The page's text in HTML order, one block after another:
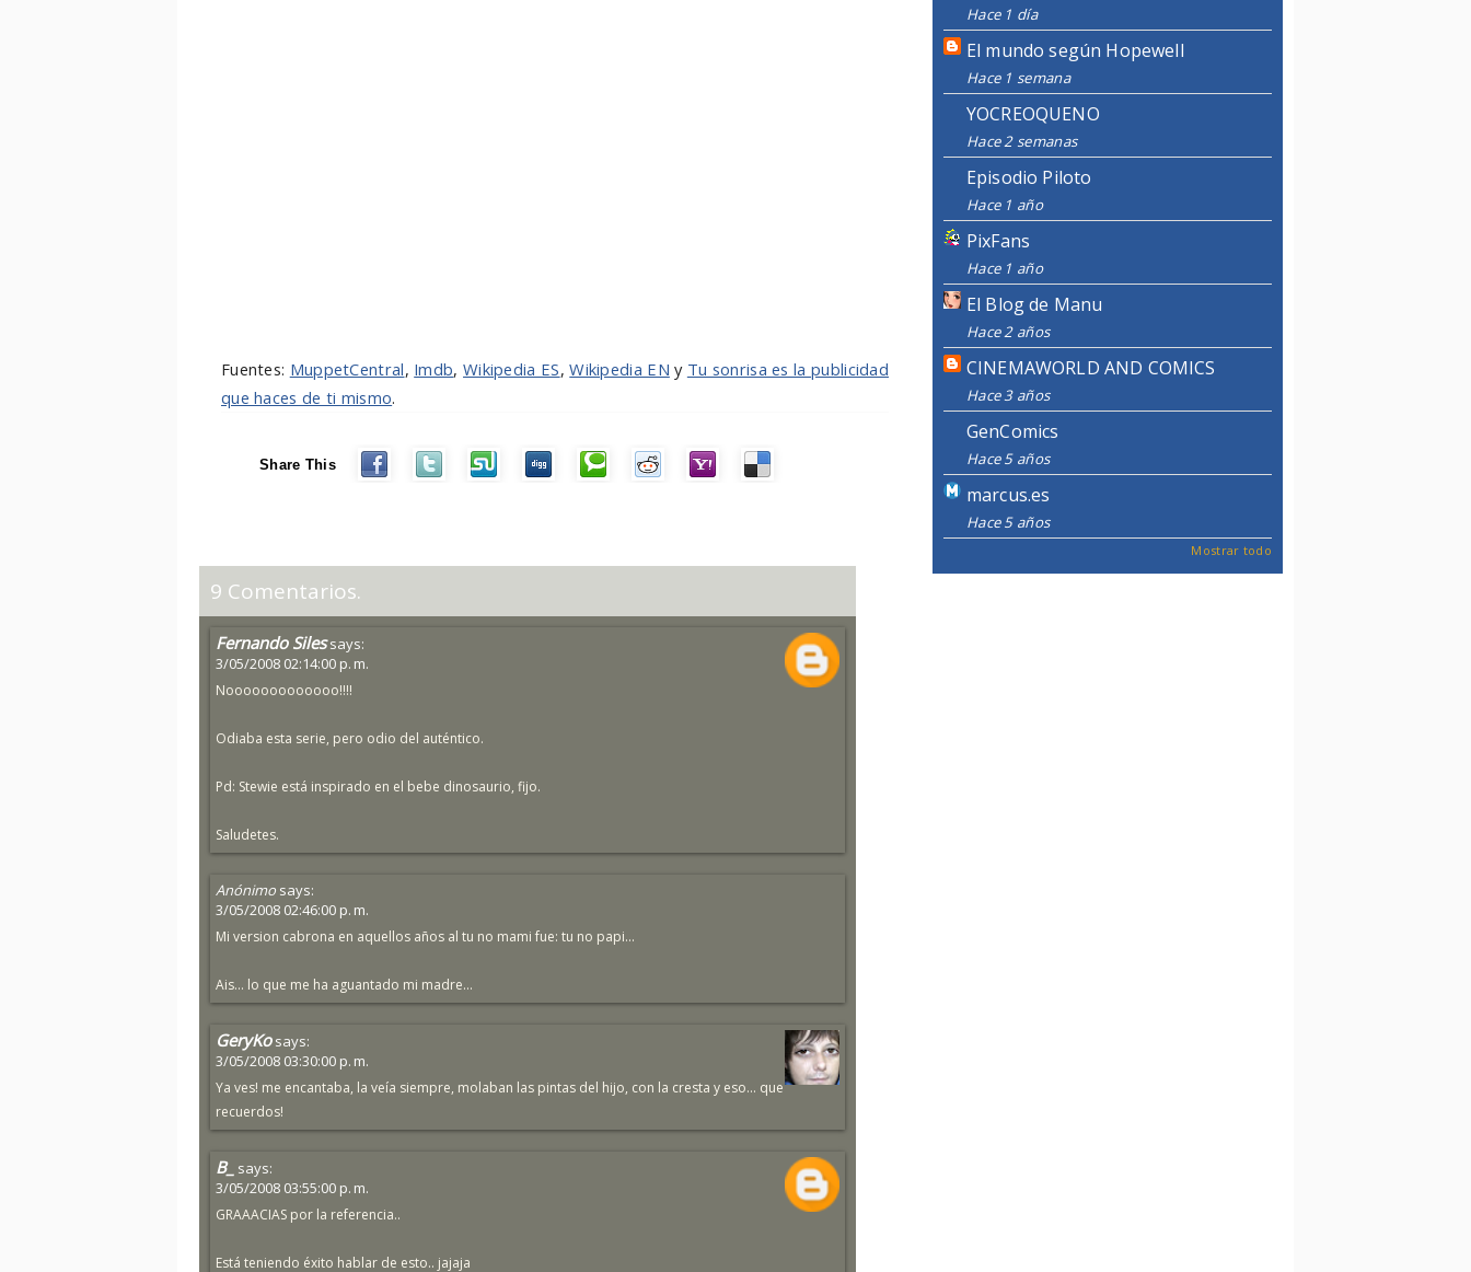
Fuentes: MuppetCentral, Imdb,Wikipedia ES,Wikipedia EN y Tu sonrisa es la publicidad
que haces de ti mismo.
Share This
9 Comentarios.
Fernando Siles says:
3/05/2008 02:14:00 p. m.
Nooooooooooooo!!!!
Odiaba esta serie, pero odio del auténtico.
Pd: Stewie está inspirado en el bebe dinosaurio, fijo.
Saludetes.
Anónimo says:
3/05/2008 02:46:00 p. m.
Mi version cabrona en aquellos años al tu no mami fue: tu no papi...
Ais... lo que me ha aguantado mi madre...
GeryKo says:
3/05/2008 03:30:00 p. m.
Ya ves! me encantaba, la veía siempre, molaban las pintas del hijo, con la cresta y eso... que
recuerdos!
B_ says:
3/05/2008 03:55:00 p. m.
GRAAACIAS por la referencia..
Está teniendo éxito hablar de esto.. jajaja
Hace 1 día
El mundo según Hopewell
Hace 1 semana
YOCREOQUENO
Hace 2 semanas
Episodio Piloto
Hace 1 año
PixFans
Hace 1 año
El Blog de Manu
Hace 2 años
CINEMAWORLD AND COMICS
Hace 3 años
GenComics
Hace 5 años
marcus.es
Hace 5 años
Mostrar todo